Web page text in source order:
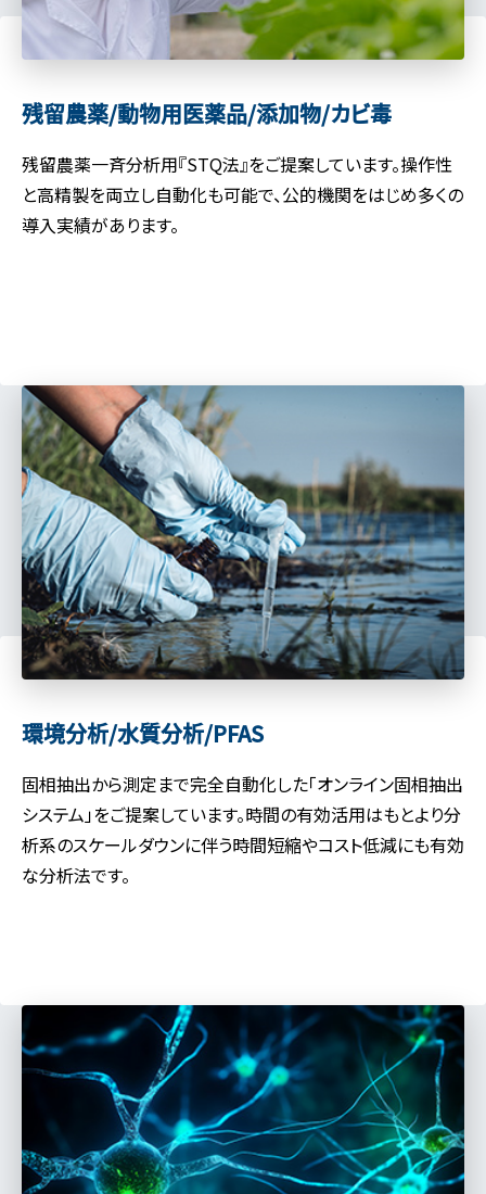
残留農薬/動物用医薬品/添加物/カビ毒
残留農薬一斉分析用『STQ法』をご提案しています。操作性
と高精製を両立し自動化も可能で、公的機関をはじめ多くの
導入実績があります。
環境分析/水質分析/PFAS
固相抽出から測定まで完全自動化した「オンライン固相抽出
システム」をご提案しています。時間の有効活用はもとより分
析系のスケールダウンに伴う時間短縮やコスト低減にも有効
な分析法です。